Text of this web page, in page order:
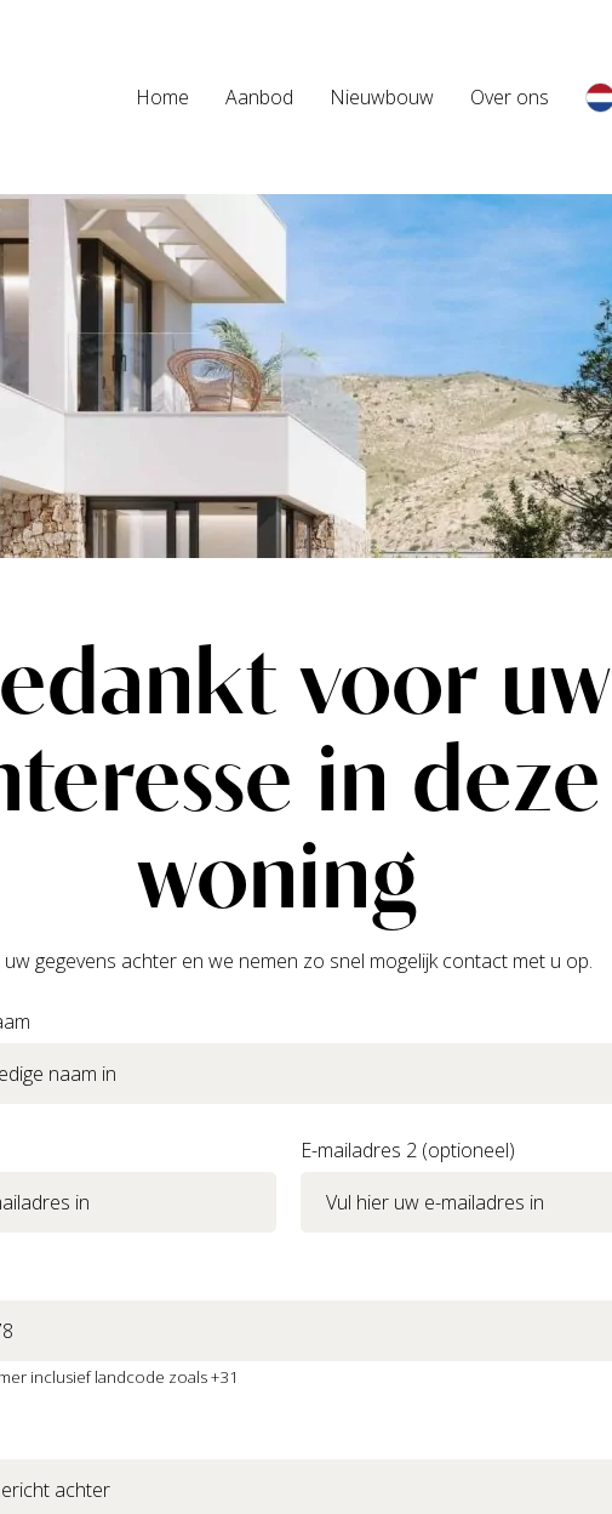
Home Aanbod Nieuwbouw Over ons
voor uw
in deze
woning
uw gegevens achter en we nemen zo snel mogelijk contact met u op.
E-mailadres 2 (optioneel)
inclusief landcode zoals +31